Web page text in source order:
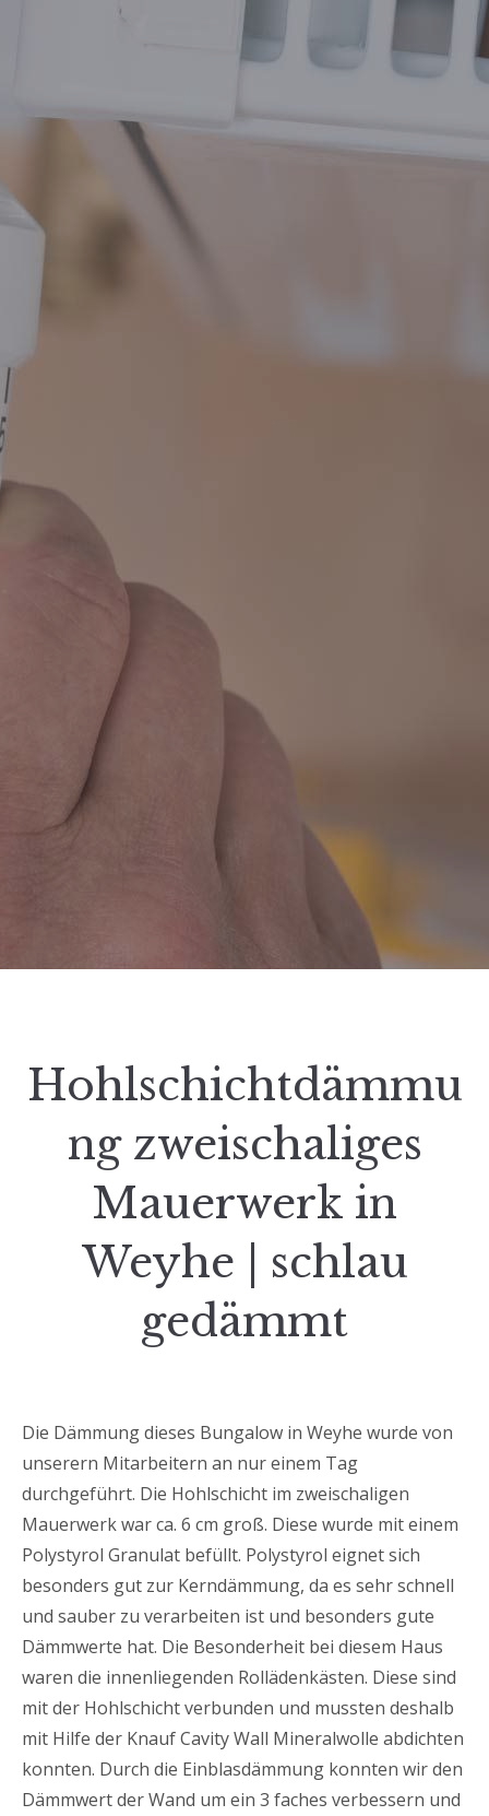
Hohlschichtdämmu
ng zweischaliges
Mauerwerk in
Weyhe | schlau
gedämmt
Die Dämmung dieses Bungalow in Weyhe wurde von
unserern Mitarbeitern an nur einem Tag
durchgeführt. Die Hohlschicht im zweischaligen
Mauerwerk war ca. 6 cm groß. Diese wurde mit einem
Polystyrol Granulat befüllt. Polystyrol eignet sich
besonders gut zur Kerndämmung, da es sehr schnell
und sauber zu verarbeiten ist und besonders gute
Dämmwerte hat. Die Besonderheit bei diesem Haus
waren die innenliegenden Rollädenkästen. Diese sind
mit der Hohlschicht verbunden und mussten deshalb
mit Hilfe der Knauf Cavity Wall Mineralwolle abdichten
konnten. Durch die Einblasdämmung konnten wir den
Dämmwert der Wand um ein 3 faches verbessern und